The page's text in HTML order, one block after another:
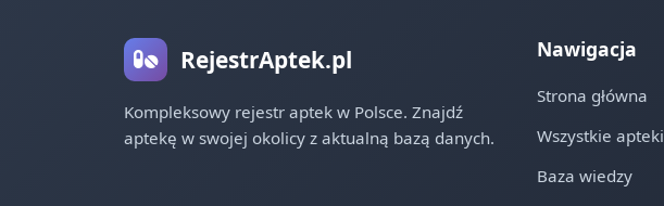
RejestrAptek.pl
Kompleksowy rejestr aptek w Polsce. Znajdź
aptekę w swojej okolicy z aktualną bazą danych.
Nawigacja
Strona główna
Wszystkie apteki
Baza wiedzy